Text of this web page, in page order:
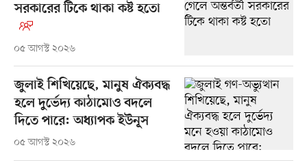
সরকারের টিকে থাকা কষ্ট হতো
০৫ আগস্ট ২০২৬
জুলাই শিখিয়েছে, মানুষ ঐক্যবদ্ধ
হলে দুর্ভেদ্য কাঠামোও বদলে
দিতে পারে: অধ্যাপক ইউনূস
০৫ আগস্ট ২০২৬